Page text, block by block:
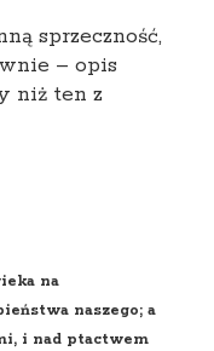
sprzeczność,
– opis
niż ten z
na
naszego; a
i nad ptactwem